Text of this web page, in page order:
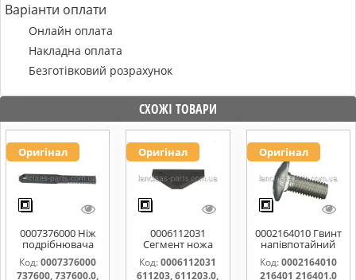
Варіанти оплати
Онлайн оплата
Накладна оплата
Безготівковий розрахунок
СХОЖІ ТОВАРИ
Оригінал
0007376000 Ніж
подрібнювача
соломи,рухомий
737600, 737600.0,
Код:0007376000
737600, 737600.0,
Оригінал
0006112031
Сегмент ножа
жатки 611203,
611203.0,
Код: 0006112031
611203, 611203.0,
Оригінал
0002164010 Гвинт
напівпотайний
М10х25х20
216401 216401.0
Код:0002164010
216401 216401.0